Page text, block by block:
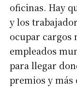
oficinas. Hay
y los
ocupar cargos
empleados
para llegar
premios y más